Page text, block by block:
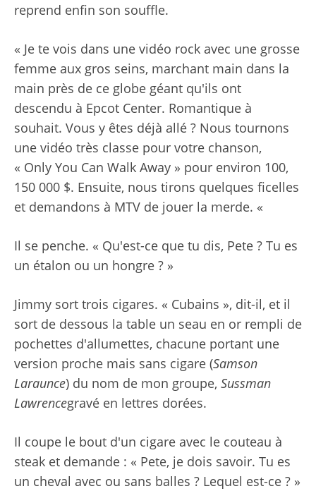
reprend enfin son souffle.
« Je te vois dans une vidéo rock avec une grosse
femme aux gros seins, marchant main dans la
main près de ce globe géant qu'ils ont
descendu à Epcot Center. Romantique à
souhait. Vous y êtes déjà allé ? Nous tournons
une vidéo très classe pour votre chanson,
« Only You Can Walk Away » pour environ 100,
150 000 $. Ensuite, nous tirons quelques ficelles
et demandons à MTV de jouer la merde. «
Il se penche. « Qu'est-ce que tu dis, Pete ? Tu es
un étalon ou un hongre ? »
Jimmy sort trois cigares. « Cubains », dit-il, et il
sort de dessous la table un seau en or rempli de
pochettes d'allumettes, chacune portant une
version proche mais sans cigare (Samson
Laraunce) du nom de mon groupe, Sussman
Lawrencegravé en lettres dorées.
Il coupe le bout d'un cigare avec le couteau à
steak et demande : « Pete, je dois savoir. Tu es
un cheval avec ou sans balles ? Lequel est-ce ? »